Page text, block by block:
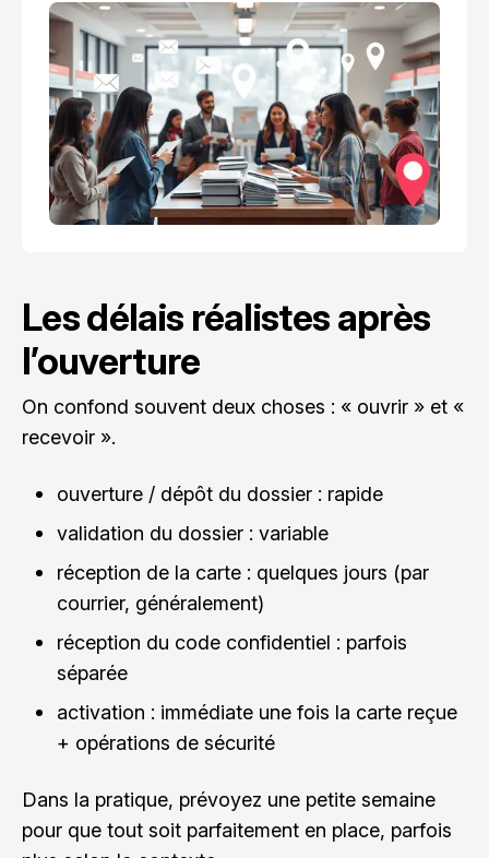
Les délais réalistes après
l’ouverture
On confond souvent deux choses : « ouvrir » et «
recevoir ».
ouverture / dépôt du dossier : rapide
validation du dossier : variable
réception de la carte : quelques jours (par
courrier, généralement)
réception du code confidentiel : parfois
séparée
activation : immédiate une fois la carte reçue
+ opérations de sécurité
Dans la pratique, prévoyez une petite semaine
pour que tout soit parfaitement en place, parfois